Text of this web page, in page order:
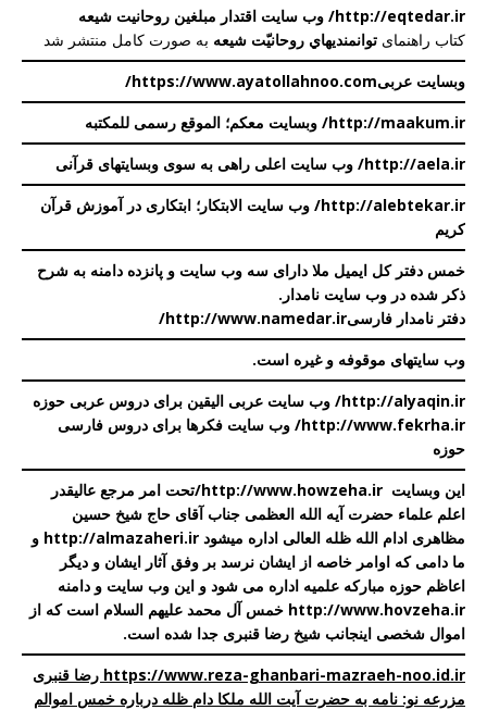
http://eqtedar.ir/ وب سایت اقتدار مبلغین روحانیت شیعه
کتاب راهنمای توانمندیهاي روحانیّت شيعه به صورت کامل منتشر شد
وبسایت عربیhttps://www.ayatollahnoo.com/
http://maakum.ir/ وبسایت معکم؛ الموقع رسمی للمکتبه
http://aela.ir/ وب سایت اعلی راهی به سوی وبسایتهای قرآنی
http://alebtekar.ir/ وب سایت الابتکار؛ ابتکاری در آموزش قرآن
کریم
خمس دفتر کل ایمیل ملا دارای سه وب سایت و پانزده دامنه به شرح
ذکر شده در وب سایت نامدار .
دفتر نامدار فارسیhttp://www.namedar.ir/
وب سایتهای موقوفه و غیره است.
http://alyaqin.ir/ وب سایت عربی الیقین برای دروس عربی حوزه
http://www.fekrha.ir/ وب سایت فکرها برای دروس فارسی
حوزه
این وبسایت http://www.howzeha.ir
/تحت امر مرجع عالیقدر
اعلم علماء حضرت آیه الله العظمی جناب آقای حاج شیخ حسین
مظاهری ادام الله ظله العالی اداره میشود http://almazaheri.ir و
ما دامی که اوامر خاصه از ایشان نرسد بر وفق آثار ایشان و دیگر
اعاظم حوزه مبارکه علمیه اداره می شود و این وب سایت و دامنه
http://www.hovzeha.ir خمس آل محمد علیهم السلام است که از
اموال شخصی اینجانب شیخ رضا قنبری جدا شده است.
https://www.reza-ghanbari-mazraeh-noo.id.ir رضا قنبری
مزرعه نو: نامه به حضرت آیت الله ملکا دام ظله درباره خمس اموالم